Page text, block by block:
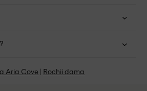
Aria Cove | Rochii dama